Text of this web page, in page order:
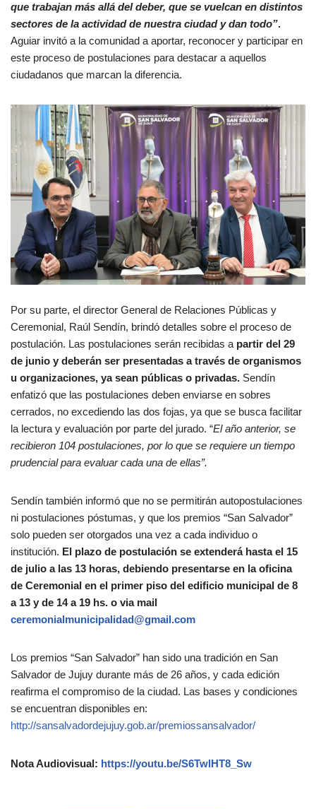
que trabajan más allá del deber, que se vuelcan en distintos
sectores de la actividad de nuestra ciudad y dan todo”.
Aguiar invitó a la comunidad a aportar, reconocer y participar en
este proceso de postulaciones para destacar a aquellos
ciudadanos que marcan la diferencia.
Por su parte, el director General de Relaciones Públicas y
Ceremonial, Raúl Sendín, brindó detalles sobre el proceso de
postulación. Las postulaciones serán recibidas a partir del 29
de junio y deberán ser presentadas a través de organismos
u organizaciones, ya sean públicas o privadas. Sendín
enfatizó que las postulaciones deben enviarse en sobres
cerrados, no excediendo las dos fojas, ya que se busca facilitar
la lectura y evaluación por parte del jurado. “El año anterior, se
recibieron 104 postulaciones, por lo que se requiere un tiempo
prudencial para evaluar cada una de ellas”.
Sendín también informó que no se permitirán autopostulaciones
ni postulaciones póstumas, y que los premios “San Salvador”
solo pueden ser otorgados una vez a cada individuo o
institución. El plazo de postulación se extenderá hasta el 15
de julio a las 13 horas, debiendo presentarse en la oficina
de Ceremonial en el primer piso del edificio municipal de 8
a 13 y de 14 a 19 hs. o via mail
ceremonialmunicipalidad@gmail.com
Los premios “San Salvador” han sido una tradición en San
Salvador de Jujuy durante más de 26 años, y cada edición
reafirma el compromiso de la ciudad. Las bases y condiciones
se encuentran disponibles en:
http://sansalvadordejujuy.gob.ar/premiossansalvador/
Nota Audiovisual: https://youtu.be/S6TwlHT8_Sw